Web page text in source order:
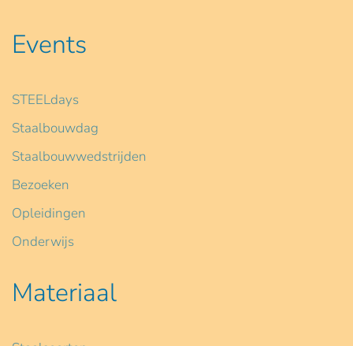
Events
STEELdays
Staalbouwdag
Staalbouwwedstrijden
Bezoeken
Opleidingen
Onderwijs
Materiaal